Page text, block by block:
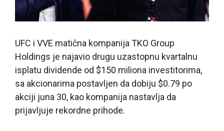
UFC i VVE matična kompanija TKO Group
Holdings je najavio drugu uzastopnu kvartalnu
isplatu dividende od $150 miliona investitorima,
sa akcionarima postavljen da dobiju $0.79 po
akciji juna 30, kao kompanija nastavlja da
prijavljuje rekordne prihode.